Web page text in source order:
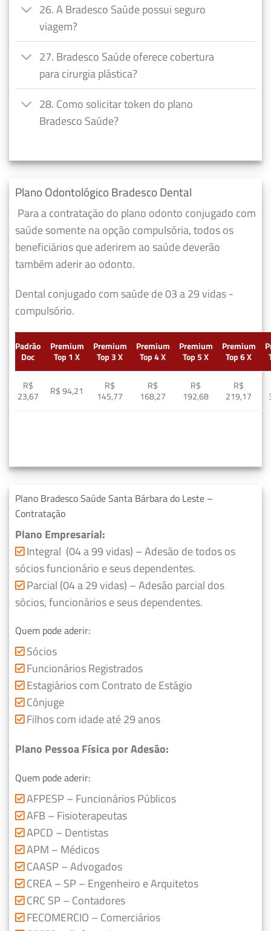
26. A Bradesco Saúde possui seguro
viagem?
27. Bradesco Saúde oferece cobertura
para cirurgia plástica?
28. Como solicitar token do plano
Bradesco Saúde?
Plano Odontológico Bradesco Dental
Para a contratação do plano odonto conjugado com
saúde somente na opção compulsória, todos os
beneficiários que aderirem ao saúde deverão
também aderir ao odonto.
Dental conjugado com saúde de 03 a 29 vidas -
compulsório.
Padrão
Doc
Premium
Top 1 X
Premium
Top 3 X
Premium
Top 4 X
Premium
Top 5 X
Premium
Top 6 X
R$
23,67
R$ 94,21
R$
145,77
R$
168,27
R$
192,68
R$
219,17
Plano Bradesco Saúde Santa Bárbara do Leste –
Contratação
Plano Empresarial:
Integral (04 a 99 vidas) – Adesão de todos os
sócios funcionário e seus dependentes.
Parcial (04 a 29 vidas) – Adesão parcial dos
sócios, funcionários e seus dependentes.
Quem pode aderir:
Sócios
Funcionários Registrados
Estagiários com Contrato de Estágio
Cônjuge
Filhos com idade até 29 anos
Plano Pessoa Física por Adesão:
Quem pode aderir:
AFPESP – Funcionários Públicos
AFB – Fisioterapeutas
APCD – Dentistas
APM – Médicos
CAASP – Advogados
CREA – SP – Engenheiro e Arquitetos
CRC SP – Contadores
FECOMERCIO – Comerciários